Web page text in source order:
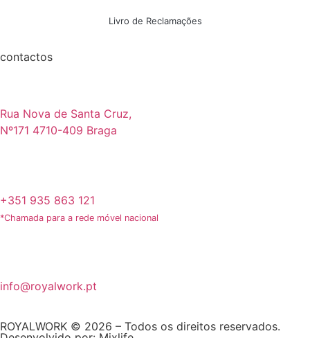
Livro de Reclamações
contactos
Rua Nova de Santa Cruz,
Nº171 4710-409 Braga
+351 935 863 121
*Chamada para a rede móvel nacional
info@royalwork.pt
ROYALWORK © 2026 – Todos os direitos reservados.